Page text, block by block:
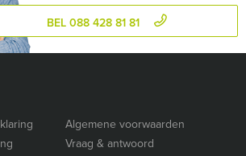
BEL 088 428 81 81
Algemene voorwaarden
Vraag & antwoord